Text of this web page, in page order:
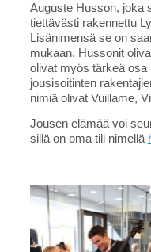
Auguste Husson, joka
tiettävästi rakennettu
Lisänimensä se on
mukaan. Hussonit
olivat myös tärkeä osa
jousisoitinten
nimiä olivat Vuillame,
Jousen elämää voi
sillä on oma tili nimellä